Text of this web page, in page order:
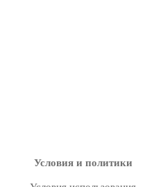
Условия и политики